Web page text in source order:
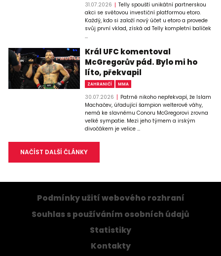
31.07.2026
Telly spouští unikátní partnerskou
akci se světovou investiční platformou etoro.
Každý, kdo si založí nový účet u etoro a provede
svůj první vklad, získá od Telly kompletní balíček
...
Král UFC komentoval
McGregorův pád. Bylo mi ho
líto, překvapil
ZAHRANIČÍ MMA
30.07.2026
Patrně nikoho nepřekvapí, že Islam
Machačev, úřadující šampion welterové váhy,
nemá ke slavnému Conoru McGregorovi zrovna
velké sympatie. Mezi jeho týmem a irským
divočákem je velice ...
NAČÍST DALŠÍ ČLÁNKY
Podmínky užití webového rozhraní
Souhlas s používáním osobních údajů
Statistiky
Kontakty